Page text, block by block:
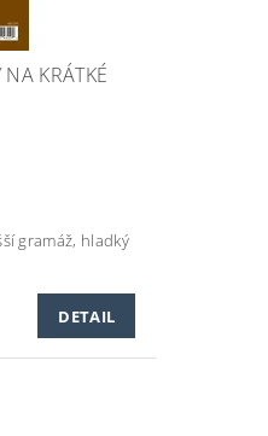
KRÁTKÉ
gramáž, hladký
DETAIL